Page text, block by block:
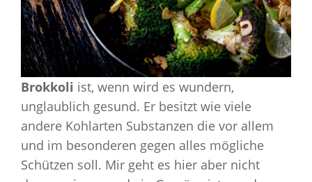
Brokkoli ist, wenn wird es wundern,
unglaublich gesund. Er besitzt wie viele
andere Kohlarten Substanzen die vor allem
und im besonderen gegen alles mögliche
Schützen soll. Mir geht es hier aber nicht